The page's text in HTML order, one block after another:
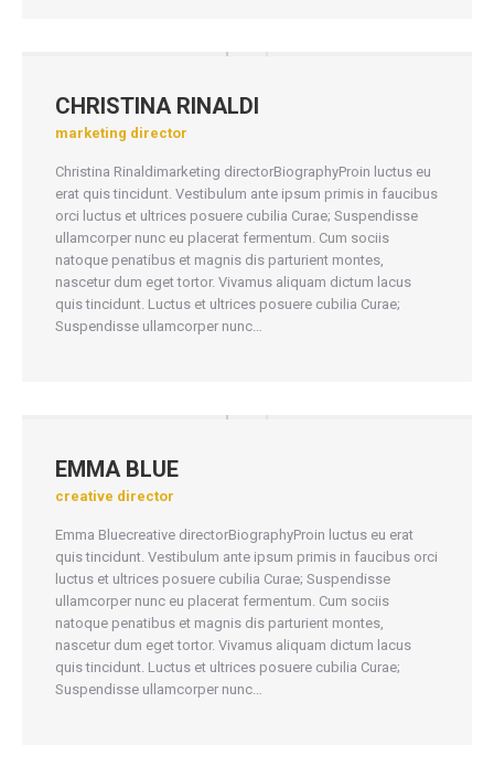
CHRISTINA RINALDI
marketing director
Christina Rinaldimarketing directorBiographyProin luctus eu
erat quis tincidunt. Vestibulum ante ipsum primis in faucibus
orci luctus et ultrices posuere cubilia Curae; Suspendisse
ullamcorper nunc eu placerat fermentum. Cum sociis
natoque penatibus et magnis dis parturient montes,
nascetur dum eget tortor. Vivamus aliquam dictum lacus
quis tincidunt. Luctus et ultrices posuere cubilia Curae;
Suspendisse ullamcorper nunc…
EMMA BLUE
creative director
Emma Bluecreative directorBiographyProin luctus eu erat
quis tincidunt. Vestibulum ante ipsum primis in faucibus orci
luctus et ultrices posuere cubilia Curae; Suspendisse
ullamcorper nunc eu placerat fermentum. Cum sociis
natoque penatibus et magnis dis parturient montes,
nascetur dum eget tortor. Vivamus aliquam dictum lacus
quis tincidunt. Luctus et ultrices posuere cubilia Curae;
Suspendisse ullamcorper nunc…